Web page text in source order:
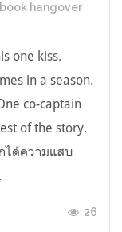
hangover
one kiss.
in a season.
co-captain
of the story.
ได้ความแสบ
26